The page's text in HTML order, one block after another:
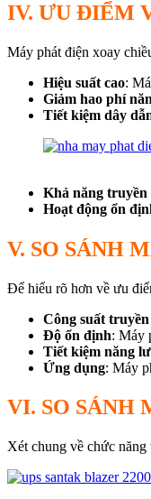
IV. ƯU ĐIỂM
Máy phát điện xoay
Hiệu suất cao:
Giảm hao phí
Tiết kiệm dây
Cung cấp
Khả năng truyền
Hoạt động ổn
V. SO SÁNH
Để hiểu rõ hơn về ưu
Công suất
Độ ổn định: Máy
Tiết kiệm năng
Ứng dụng: Máy
VI. SO SÁNH
Xét chung về chức